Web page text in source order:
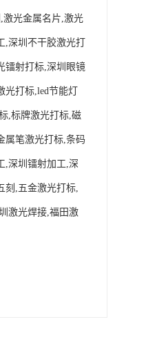
激光金属名片,激光
深圳不干胶激光打
镭射打标,深圳眼镜
打标,led节能灯
,标牌激光打标,磁
属笔激光打标,条码
,深圳镭射加工,深
刻,五金激光打标,
激光焊接,福田激